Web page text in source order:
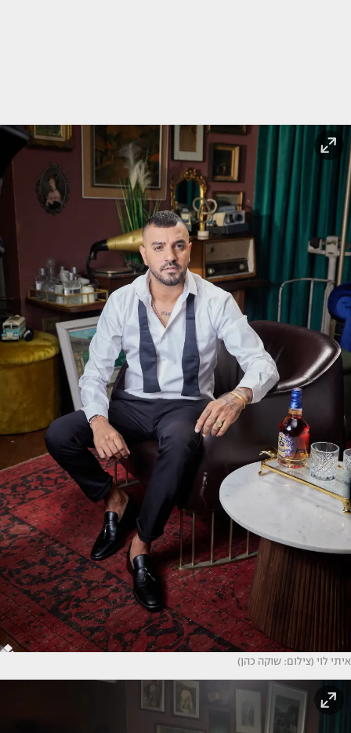
איתי לוי (צילום: שוקה כהן)